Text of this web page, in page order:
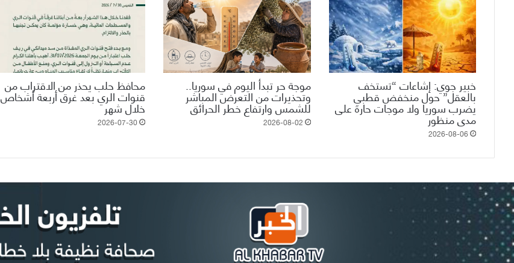
خبير جوي: إشاعات “تستخف
بالعقل” حول منخفض قطبي
يضرب سوريا ولا موجات حارة على
مدى منظور
2026-08-06
موجة حر تبدأ اليوم في سوريا..
وتحذيرات من التعرض المباشر
للشمس وارتفاع خطر الحرائق
2026-08-02
محافظ حلب يحذر من الاقتراب من
قنوات الري بعد غرق أربعة أشخاص
خلال شهر
2026-07-30